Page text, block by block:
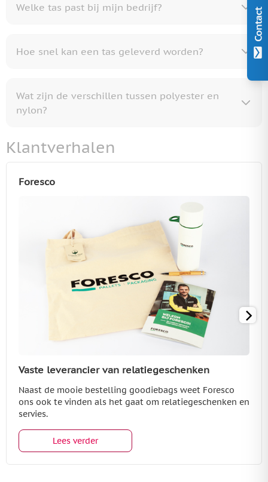
Contact
Welke tas past bij mijn bedrijf?
Hoe snel kan een tas geleverd worden?
Wat zijn de verschillen tussen polyester en
nylon?
Klantverhalen
Foresco
Vaste leverancier van relatiegeschenken
Naast de mooie bestelling goodiebags weet Foresco
ons ook te vinden als het gaat om relatiegeschenken en
servies.
Lees verder